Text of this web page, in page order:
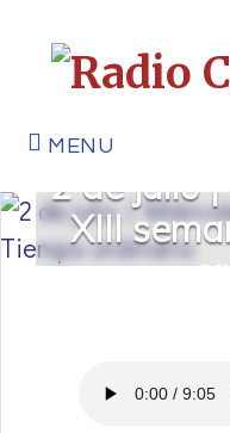
MENU
2 de julio
XIII